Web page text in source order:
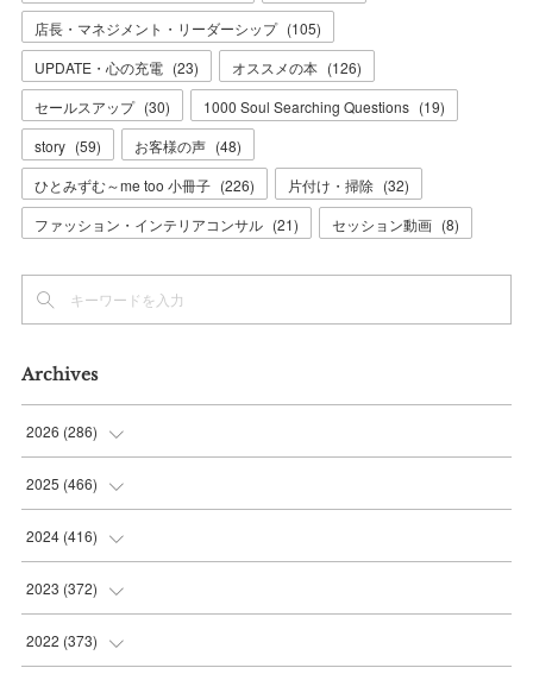
店長・マネジメント・リーダーシップ (105)
UPDATE・心の充電 (23) オススメの本 (126)
セールスアップ (30) 1000 Soul Searching Questions (19)
story (59) お客様の声 (48)
ひとみずむ～me too 小冊子 (226) 片付け・掃除 (32)
ファッション・インテリアコンサル (21) セッション動画 (8)
Archives
2026 (286)
(7)
(36
(37
(42
2025 (466)
(56
(37
(35
2024 (416)
(38
(39
2023 (372)
(31
2022 (373)